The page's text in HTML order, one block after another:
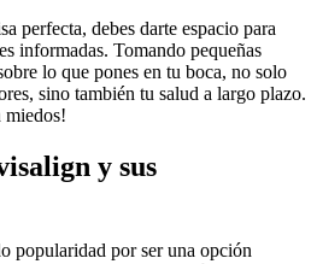
perfecta, debes darte espacio para
informadas. Tomando pequeñas
lo que pones en tu boca, no solo
sino también tu salud a largo plazo.
miedos!
y sus
popularidad por ser una opción